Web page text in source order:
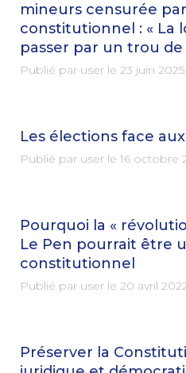
mineurs censurée par
constitutionnel : « La
passer par un trou de
Publié par user le 23 juin 2025.
Les élections face
Publié par user le 16 octobre
Pourquoi la «
Le Pen pourrait être
constitutionnel
Publié par user le 20 avril
Préserver la